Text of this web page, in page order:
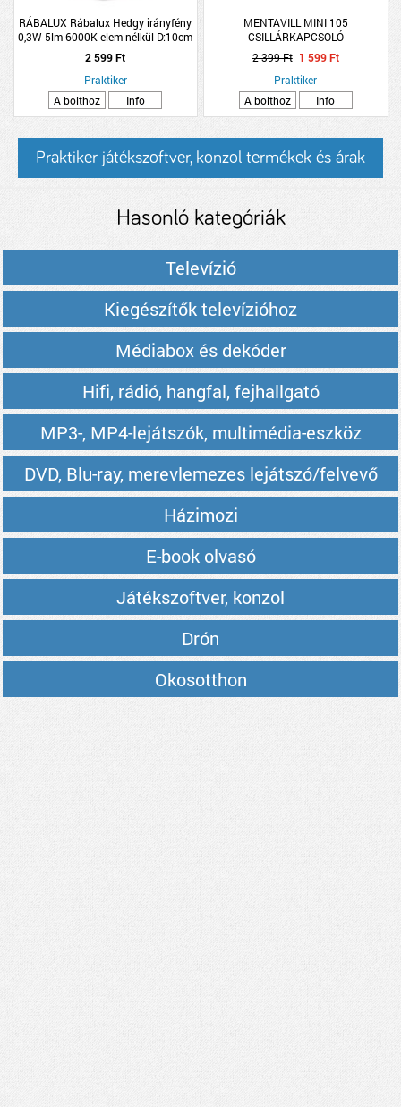
RÁBALUX Rábalux Hedgy irányfény
0,3W 5lm 6000K elem nélkül D:10cm
fehér süni mintával
2 599 Ft
Praktiker
A bolthoz
Info
MENTAVILL MINI 105
CSILLÁRKAPCSOLÓ
2 399 Ft 1 599 Ft
Praktiker
A bolthoz
Info
Praktiker játékszoftver, konzol termékek és árak
Hasonló kategóriák
Televízió
Kiegészítők televízióhoz
Médiabox és dekóder
Hifi, rádió, hangfal, fejhallgató
MP3-, MP4-lejátszók, multimédia-eszköz
DVD, Blu-ray, merevlemezes lejátszó/felvevő
Házimozi
E-book olvasó
Játékszoftver, konzol
Drón
Okosotthon